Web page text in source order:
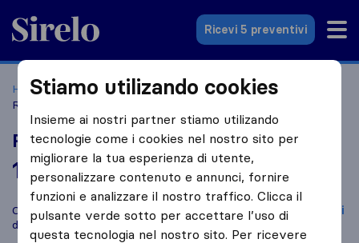
Sirelo.it
Ricevi 5 preventivi
Home Le 10 migliori aziende di traslochi in Italia
Resti Matteo Traslochi
Resti Matteo Traslochi
10,0 basato su3
recensioni di Sirelo e Google
Confronta Resti Matteo Traslochi con altreaziende di traslochi
di
Genova
Stiamo utilizando cookies
Insieme ai nostri partner stiamo utilizando
tecnologie come i cookies nel nostro sito per
migliorare la tua esperienza di utente,
personalizzare contenuto e annunci, fornire
funzioni e analizzare il nostro traffico. Clicca il
pulsante verde sotto per accettare l’uso di
questa tecnologia nel nostro sito. Per ricevere